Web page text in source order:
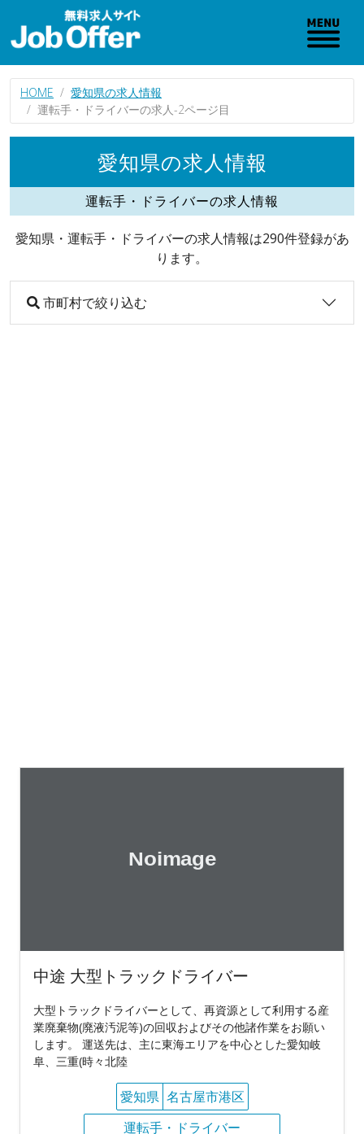
HOME
愛知県の求人情報
運転手・ドライバーの求人-2ページ目
愛知県の求人情報
運転手・ドライバーの求人情報
愛知県・運転手・ドライバーの求人情報は290件登録があ
ります。
市町村で絞り込む
中途 大型トラックドライバー
大型トラックドライバーとして、再資源として利用する産
業廃棄物(廃液汚泥等)の回収およびその他諸作業をお願い
します。 運送先は、主に東海エリアを中心とした愛知岐
阜、三重(時々北陸
愛知県 名古屋市港区
運転手・ドライバー